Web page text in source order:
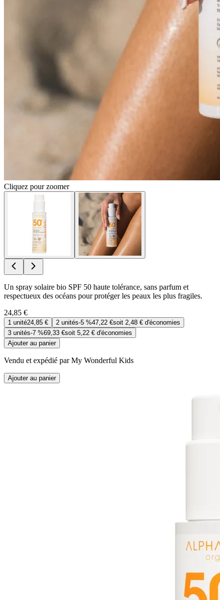
Cliquez pour zoomer
Un spray solaire bio SPF 50 haute tolérance, sans parfum et
respectueux des océans pour protéger les peaux les plus fragiles.
24,85 €
1 unité24,85 € 2 unités-5 %47,22 €soit 2,48 € d'économies
3 unités-7 %69,33 €soit 5,22 € d'économies
Ajouter au panier
Vendu et expédié par My Wonderful Kids
Ajouter au panier